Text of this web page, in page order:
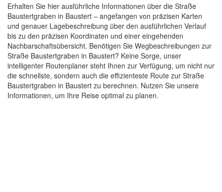
Erhalten Sie hier ausführliche Informationen über die Straße
Baustertgraben in Baustert – angefangen von präzisen Karten
und genauer Lagebeschreibung über den ausführlichen Verlauf
bis zu den präzisen Koordinaten und einer eingehenden
Nachbarschaftsübersicht. Benötigen Sie Wegbeschreibungen zur
Straße Baustertgraben in Baustert? Keine Sorge, unser
intelligenter Routenplaner steht Ihnen zur Verfügung, um nicht nur
die schnellste, sondern auch die effizienteste Route zur Straße
Baustertgraben in Baustert zu berechnen. Nutzen Sie unsere
Informationen, um Ihre Reise optimal zu planen.